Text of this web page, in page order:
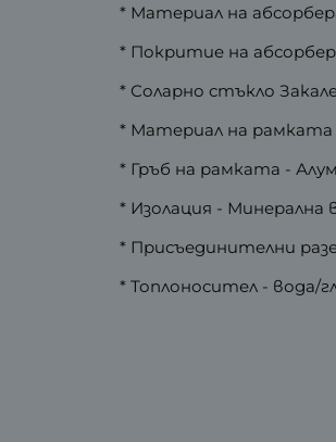
* Материал на
* Покритие на
* Соларно стъкло
* Материал на рамката
* Гръб на рамката -
* Изолация - Минерална
* Присъединителни
* Топлоносител - вода/